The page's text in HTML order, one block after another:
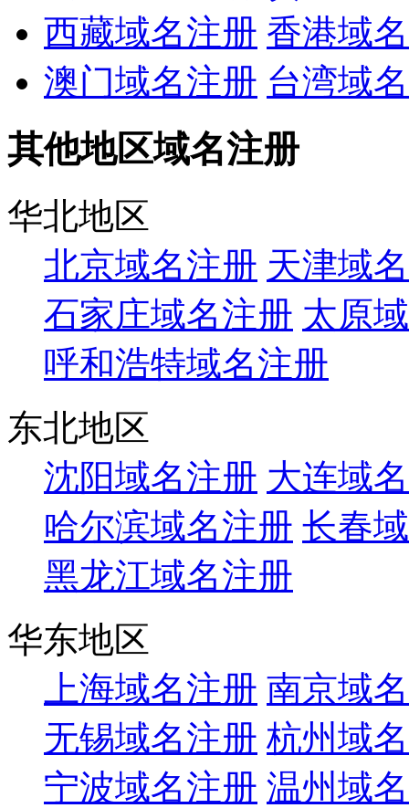
西藏域名注册 香港域
澳门域名注册 台湾域
其他地区域名注册
华北地区
北京域名注册 天津域
石家庄域名注册 太原
呼和浩特域名注册
东北地区
沈阳域名注册 大连域
哈尔滨域名注册 长春
黑龙江域名注册
华东地区
上海域名注册 南京域
无锡域名注册 杭州域
宁波域名注册 温州域